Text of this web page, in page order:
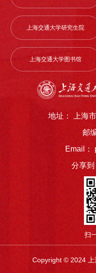
上海交通大学研究生院
上海交通大学图书馆
地址： 上海
邮
Email：
分享到
扫
Copyright © 2024 上